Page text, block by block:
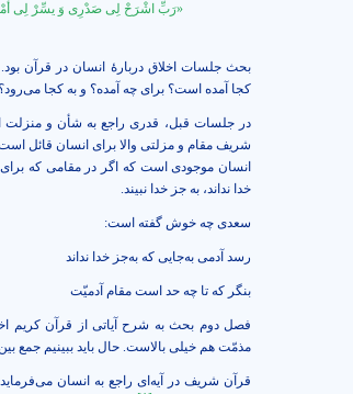
«رَبِّ اشْرَحْ لِی صَدْرِی وَ یسِّرْ لِی
بحث جلسات اخلاق دربارۀ انسان در قرآن
کجا آمده است؟ برای چه آمده؟ و به کجا می‌رود؟
در جلسات قبل، قدری راجع به شأن و
شریف مقام و مزلتی والا برای انسان قائل
انسان موجودی است که اگر در مقامی که برای
خدا نداند، به جز خدا نبیند.
سعدی چه خوش گفته است:
رسد آدمى به‌جايى كه به‌جز خدا نداند
بنگر كه تا چه حد است مقام آدميّت
فصل دوم بحث به شرح آیاتی از قرآن کریم
مذمّت هم خیلی بالاست. حال باید ببینیم جمع
قرآن شریف در آیه‌ای راجع به انسان